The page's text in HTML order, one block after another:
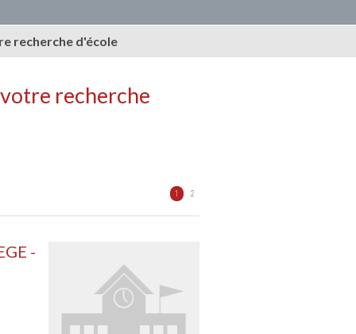
recherche d'école
recherche
1 2
-